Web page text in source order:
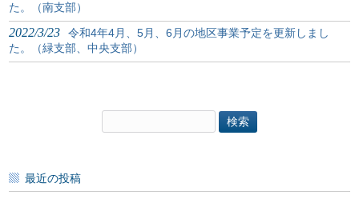
た。（南支部）
2022/3/23
令和4年4月、5月、6月の地区事業予定を更新しまし
た。（緑支部、中央支部）
索:
最近の投稿